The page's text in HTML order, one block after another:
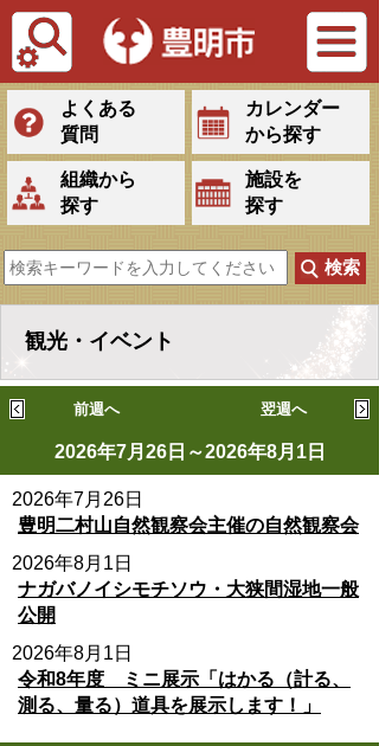
Tiếng Việt
よくある
質問
カレンダー
から探す
組織から
探す
施設を
探す
観光・イベント
2026年7月26日～2026年8月1日
翌週へ
前週へ
2026年7月26日
豊明二村山自然観察会主催の自然観察会
2026年8月1日
ナガバノイシモチソウ・大狭間湿地一般
公開
2026年8月1日
令和8年度 ミニ展示「はかる（計る、
測る、量る）道具を展示します！」